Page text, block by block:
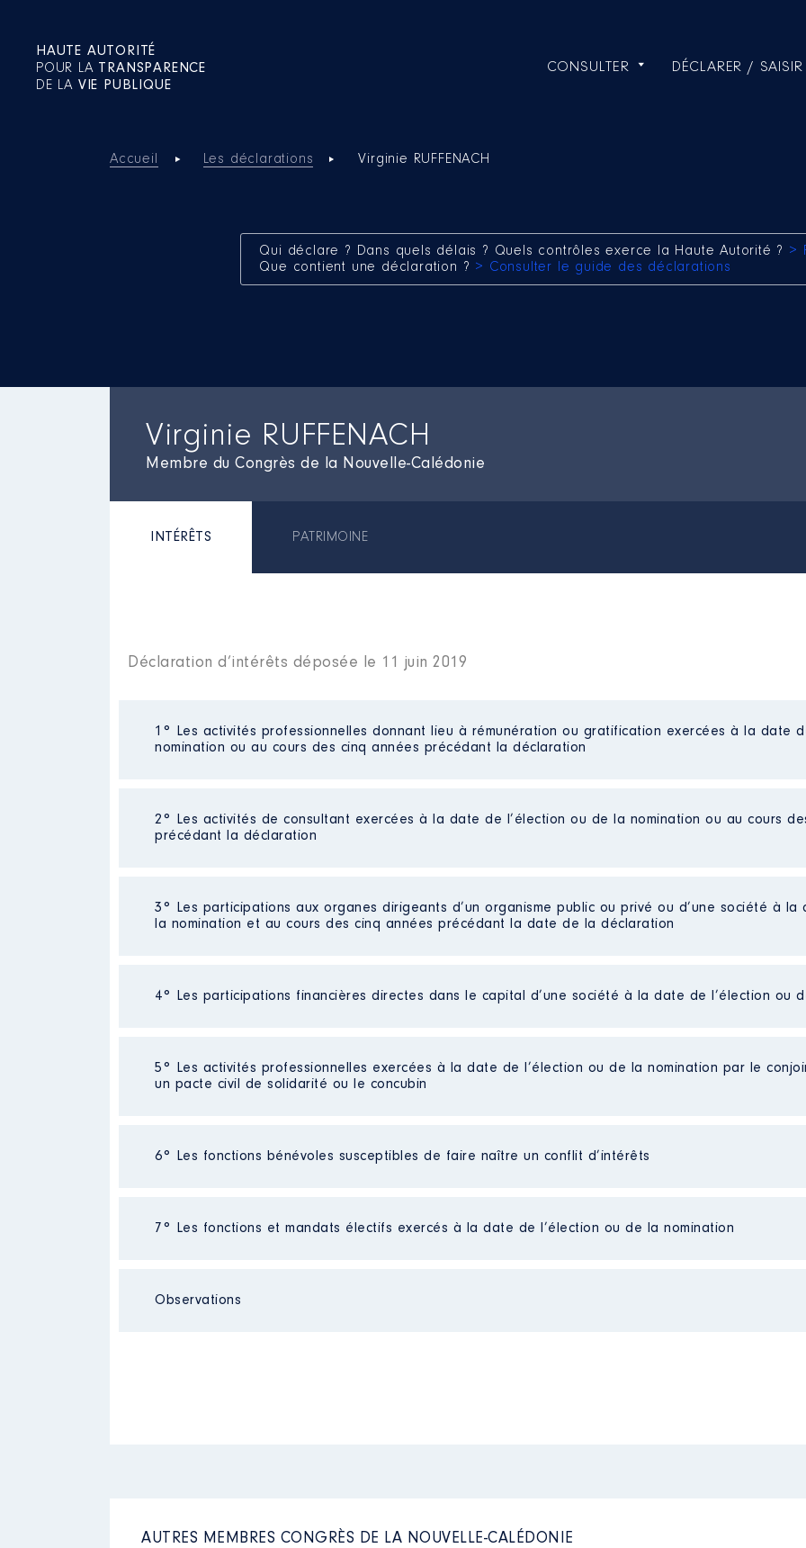
HAUTE AUTORITÉ
POUR LA TRANSPARENCE
DE LA VIE PUBLIQUE
CONSULTER DÉCLARER / SAISIR
Accueil Les déclarations Virginie RUFFENACH
Qui déclare ? Dans quels délais ? Quels contrôles exerce la Haute Autorité ? >
Que contient une déclaration ? > Consulter le guide des déclarations
Virginie RUFFENACH
Membre du Congrès de la Nouvelle-Calédonie
INTÉRÊTS PATRIMOINE
Déclaration d’intérêts déposée le 11 juin 2019
1° Les activités professionnelles donnant lieu à rémunération ou gratification exercées à la date
nomination ou au cours des cinq années précédant la déclaration
Description
: Enseignante
Rémunération ou gratification:
2016 64074 €
Net
2017
2° Les activités de consultant exercées à la date de l’élection ou de la nomination ou au cours
précédant la déclaration
Néant
3° Les participations aux organes dirigeants d’un organisme public ou privé ou d’une société à la
la nomination et au cours des cinq années précédant la date de la déclaration
Néant
4° Les participations financières directes dans le capital d’une société à la date de l’élection ou
Néant
5° Les activités professionnelles exercées à la date de l’élection ou de la nomination par le
un pacte civil de solidarité ou le concubin
Activité professionnelle : professeur
6° Les fonctions bénévoles susceptibles de faire naître un conflit d’intérêts
Néant
7° Les fonctions et mandats électifs exercés à la date de l’élection ou de la nomination
Néant
Observations
AUTRES MEMBRES CONGRÈS DE LA NOUVELLE-CALÉDONIE